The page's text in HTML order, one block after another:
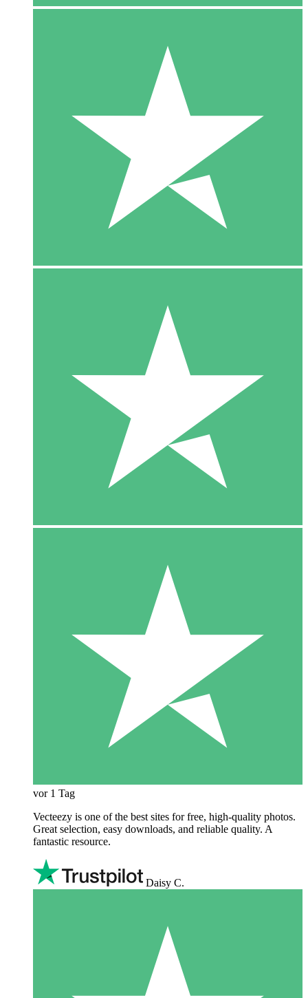
vor 1 Tag
Vecteezy is one of the best sites for free, high‑quality photos.
Great selection, easy downloads, and reliable quality. A
fantastic resource.
Daisy C.